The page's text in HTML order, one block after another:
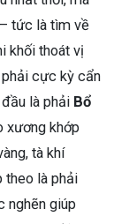
tức là tìm về
khối thoát vị
cực kỳ cẩn
là phải Bổ
xương khớp
tà khí
theo là phải
nghẽn giúp